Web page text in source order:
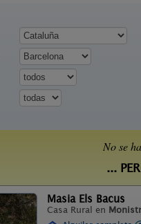
No se
...
Masia Els Bacus
Casa Rural en